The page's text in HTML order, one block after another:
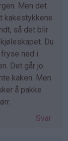
Men det
kakestykkene
så det blir
Du
ned i
Det går jo
kaken. Men
å pakke
Svar